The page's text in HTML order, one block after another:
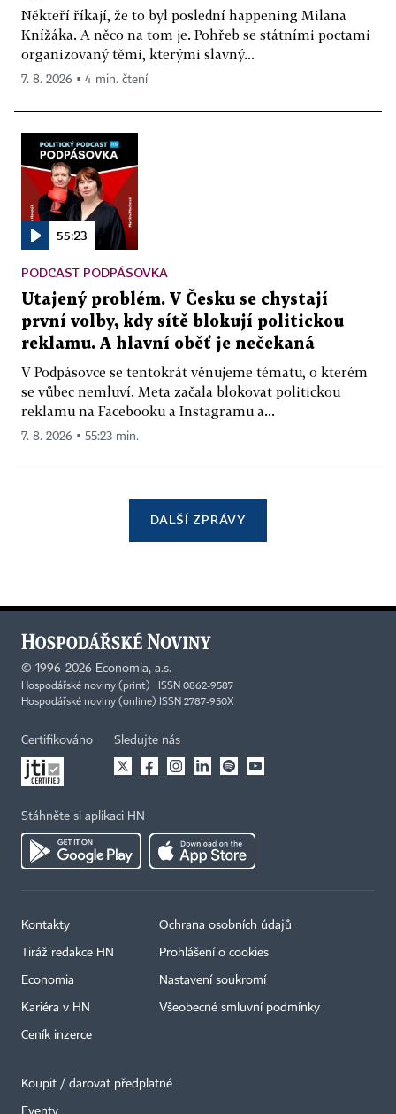
Někteří říkají, že to byl poslední happening Milana
Knížáka. A něco na tom je. Pohřeb se státními poctami
organizovaný těmi, kterými slavný...
7. 8. 2026 ▪ 4 min. čtení
55:23
PODCAST PODPÁSOVKA
Utajený problém. V Česku se chystají
první volby, kdy sítě blokují politickou
reklamu. A hlavní oběť je nečekaná
V Podpásovce se tentokrát věnujeme tématu, o kterém
se vůbec nemluví. Meta začala blokovat politickou
reklamu na Facebooku a Instagramu a...
7. 8. 2026 ▪ 55:23 min.
DALŠÍ ZPRÁVY
© 1996-2026 Economia, a.s.
Hospodářské noviny (print) ISSN 0862-9587
Hospodářské noviny (online) ISSN 2787-950X
Certifikováno Sledujte nás
Stáhněte si aplikaci HN
Kontakty
Tiráž redakce HN
Economia
Kariéra v HN
Ceník inzerce
Ochrana osobních údajů
Prohlášení o cookies
Nastavení soukromí
Všeobecné smluvní podmínky
Koupit / darovat předplatné
Eventy